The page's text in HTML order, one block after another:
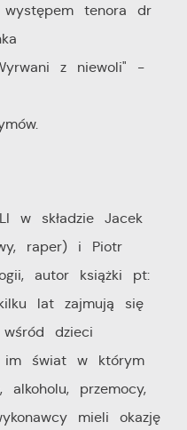
tenora dr
z niewoli" -
w składzie Jacek
raper) i Piotr
autor książki pt:
lat zajmują się
wśród dzieci
im świat w którym
alkoholu, przemocy,
mieli okazję
dotyczących
Treści promocyjne
podmiotów trzecich lub
oraz innych
w charakterze